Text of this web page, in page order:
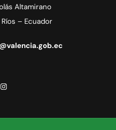
Altamirano
– Ecuador